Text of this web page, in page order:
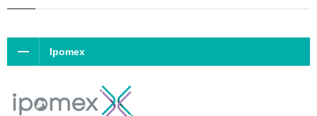
Ipomex